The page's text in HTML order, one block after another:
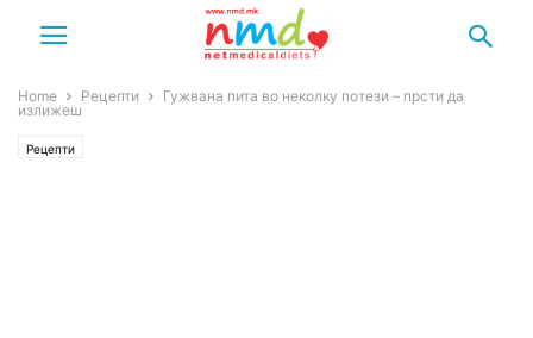
Home Рецепти
Гужвана пита во неколку потези – прсти да
излижеш
Рецепти